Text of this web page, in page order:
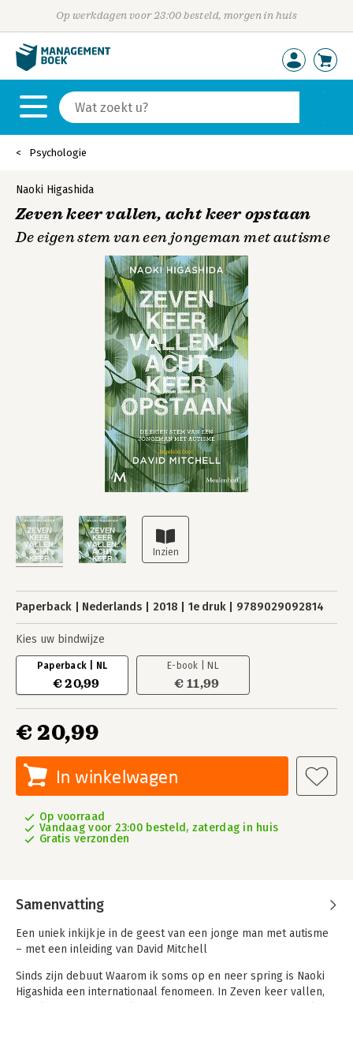
Op werkdagen voor 23:00 besteld, morgen in huis
Psychologie
Naoki Higashida
Zeven keer vallen, acht keer opstaan
De eigen stem van een jongeman met autisme
Paperback Nederlands 2018 1e druk 9789029092814
Kies uw bindwijze
Paperback | NL
€ 20,99
E-book | NL
€ 11,99
€ 20,99
In winkelwagen
Op voorraad
Vandaag voor 23:00 besteld, zaterdag in huis
Gratis verzonden
Samenvatting
Een uniek inkijkje in de geest van een jonge man met autisme
– met een inleiding van David Mitchell
Sinds zijn debuut Waarom ik soms op en neer spring is Naoki
Higashida een internationaal fenomeen. In Zeven keer vallen,